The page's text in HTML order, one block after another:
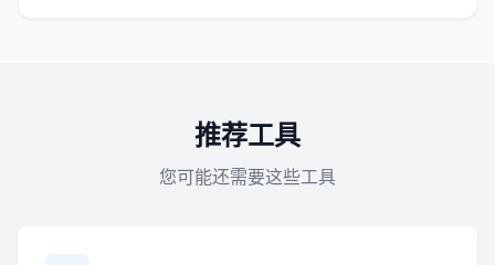
推荐工具
您可能还需要这些工具